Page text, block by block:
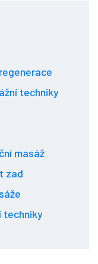
regenerace
techniky
masáž
zad
techniky